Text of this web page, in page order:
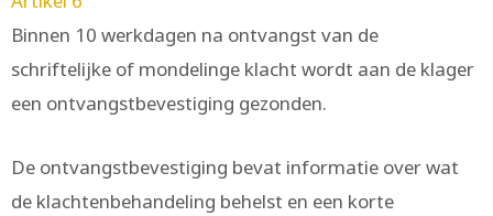
Binnen 10 werkdagen na ontvangst van de
schriftelijke of mondelinge klacht wordt aan de klager
een ontvangstbevestiging gezonden.
De ontvangstbevestiging bevat informatie over wat
de klachtenbehandeling behelst en een korte